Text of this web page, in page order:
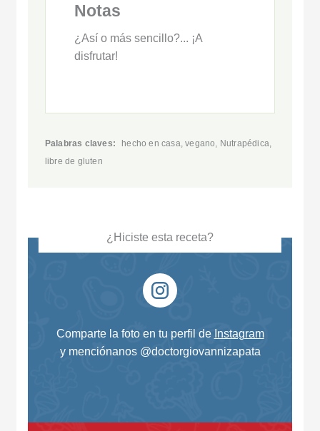
Notas
¿Así o más sencillo?... ¡A
disfrutar!
Palabras claves:
hecho en casa, vegano, Nutrapédica,
libre de gluten
¿Hiciste esta receta?
Comparte la foto en tu perfil de Instagram
y menciónanos @doctorgiovannizapata